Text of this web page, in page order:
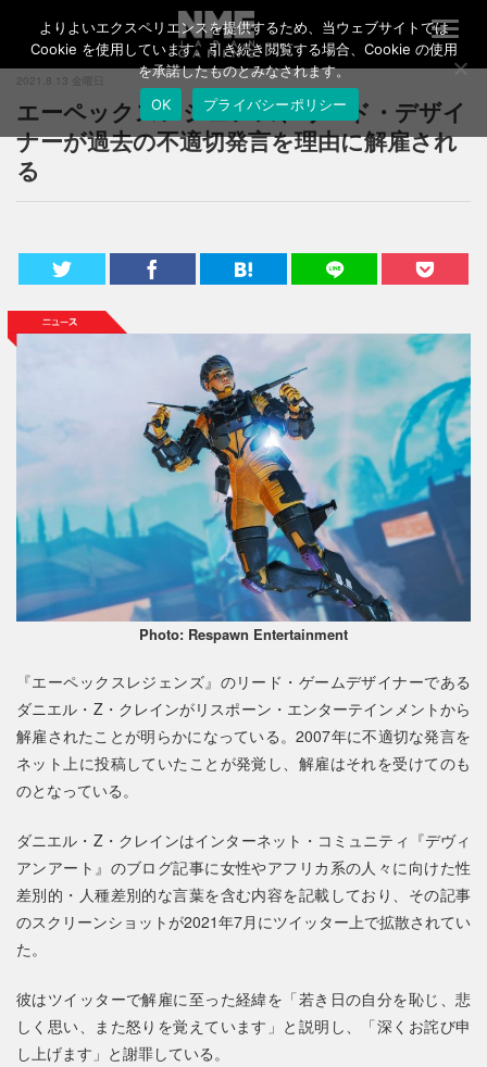
T
o
g
l
e
n
a
n
2021.8.13 金曜日
エーペックスレジェンズ、リード・デザイ
ナーが過去の不適切発言を理由に解雇され
る
Photo: Respawn Entertainment
『エーペックスレジェンズ』のリード・ゲームデザイナーである
ダニエル・Z・クレインがリスポーン・エンターテインメントから
解雇されたことが明らかになっている。2007年に不適切な発言を
ネット上に投稿していたことが発覚し、解雇はそれを受けてのも
のとなっている。
ダニエル・Z・クレインはインターネット・コミュニティ『デヴィ
アンアート』のブログ記事に女性やアフリカ系の人々に向けた性
差別的・人種差別的な言葉を含む内容を記載しており、その記事
のスクリーンショットが2021年7月にツイッター上で拡散されてい
た。
彼はツイッターで解雇に至った経緯を「若き日の自分を恥じ、悲
しく思い、また怒りを覚えています」と説明し、「深くお詫び申
し上げます」と謝罪している。
よりよいエクスペリエンスを提供するため、当ウェブサイトでは
Cookie を使用しています。引き続き閲覧する場合、Cookie の使用
を承諾したものとみなされます。
OK
プライバシーポリシー